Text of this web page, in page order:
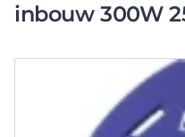
inbouw 300W